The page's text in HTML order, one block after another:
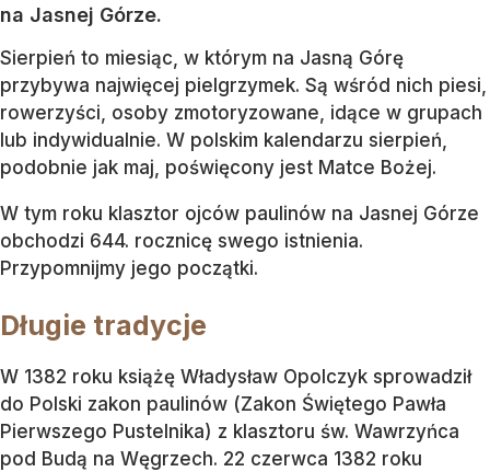
na Jasnej Górze.
Sierpień to miesiąc, w którym na Jasną Górę
przybywa najwięcej pielgrzymek. Są wśród nich piesi,
rowerzyści, osoby zmotoryzowane, idące w grupach
lub indywidualnie. W polskim kalendarzu sierpień,
podobnie jak maj, poświęcony jest Matce Bożej.
W tym roku klasztor ojców paulinów na Jasnej Górze
obchodzi 644. rocznicę swego istnienia.
Przypomnijmy jego początki.
Długie tradycje
W 1382 roku książę Władysław Opolczyk sprowadził
do Polski zakon paulinów (Zakon Świętego Pawła
Pierwszego Pustelnika) z klasztoru św. Wawrzyńca
pod Budą na Węgrzech. 22 czerwca 1382 roku